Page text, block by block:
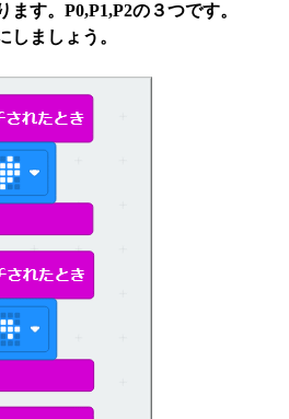
す。P0,P1,P2の３つです。
しましょう。